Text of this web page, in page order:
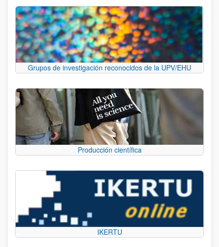
Grupos de investigación reconocidos de la UPV/EHU
Producción científica
IKERTU